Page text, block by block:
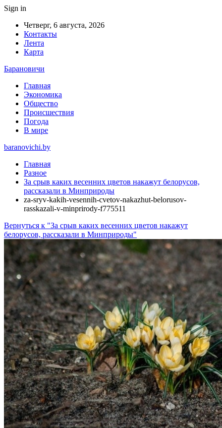
Sign in
Четверг, 6 августа, 2026
Контакты
Лента
Карта
Барановичи
Главная
Экономика
Общество
Происшествия
Погода
В мире
baranovichi.by
Главная
Разное
За срыв каких весенних цветов накажут белорусов,
рассказали в Минприроды
za-sryv-kakih-vesennih-cvetov-nakazhut-belorusov-
rasskazali-v-minprirody-f775511
Вернуться к "За срыв каких весенних цветов накажут
белорусов, рассказали в Минприроды"